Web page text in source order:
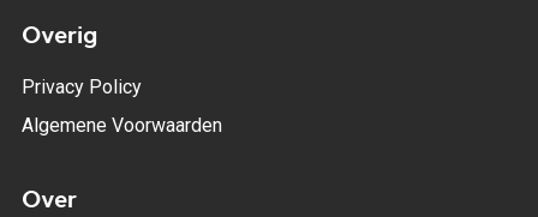
Overig
Privacy Policy
Algemene Voorwaarden
Over